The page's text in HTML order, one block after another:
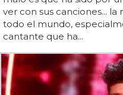
ver con sus canciones...
todo el mundo,
cantante que ha...